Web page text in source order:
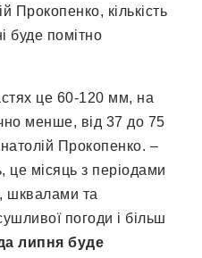
Прокопенко, кількість
буде помітно
це 60-120 мм, на
менше, від 37 до 75
Прокопенко. –
це місяць з періодами
шквалами та
погоди і більш
липня буде